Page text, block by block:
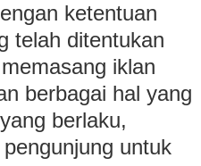
ketentuan
telah ditentukan
iklan
berbagai hal yang
berlaku,
untuk